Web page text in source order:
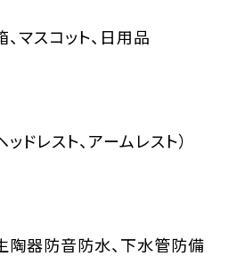
マスコット、日用品
ドレスト、アームレスト）
陶器防音防水、下水管防備